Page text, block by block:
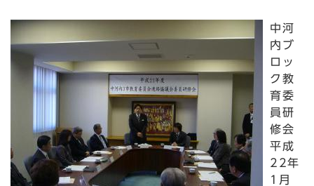
中河
内ブ
ロッ
ク教
育委
員研
修会
平成
22年
1月